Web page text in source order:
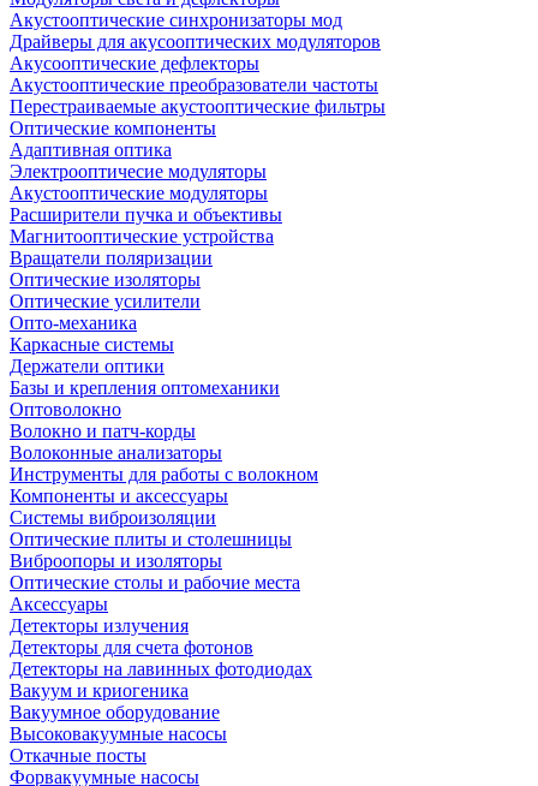
Акустооптические синхронизаторы мод
Драйверы для акусооптических модуляторов
Акусооптические дефлекторы
Акустооптические преобразователи частоты
Перестраиваемые акустооптические фильтры
Оптические компоненты
Адаптивная оптика
Электрооптичесие модуляторы
Акустооптические модуляторы
Расширители пучка и объективы
Магнитооптические устройства
Вращатели поляризации
Оптические изоляторы
Оптические усилители
Опто-механика
Каркасные системы
Держатели оптики
Базы и крепления оптомеханики
Оптоволокно
Волокно и патч-корды
Волоконные анализаторы
Инструменты для работы с волокном
Компоненты и аксессуары
Системы виброизоляции
Оптические плиты и столешницы
Виброопоры и изоляторы
Оптические столы и рабочие места
Аксессуары
Детекторы излучения
Детекторы для счета фотонов
Детекторы на лавинных фотодиодах
Вакуум и криогеника
Вакуумное оборудование
Высоковакуумные насосы
Откачные посты
Форвакуумные насосы